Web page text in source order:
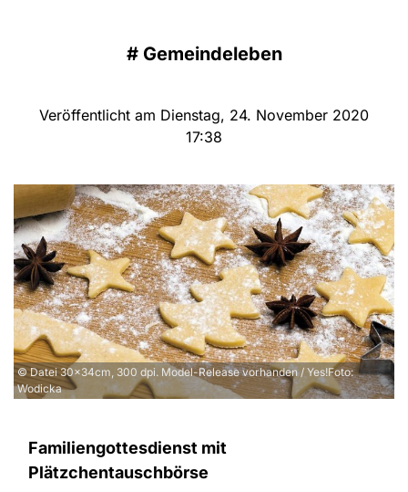
# Gemeindeleben
Veröffentlicht am Dienstag, 24. November 2020
17:38
© Datei 30x34cm, 300 dpi. Model-Release vorhanden / Yes!Foto:
Wodicka
Familiengottesdienst mit
Plätzchentauschbörse